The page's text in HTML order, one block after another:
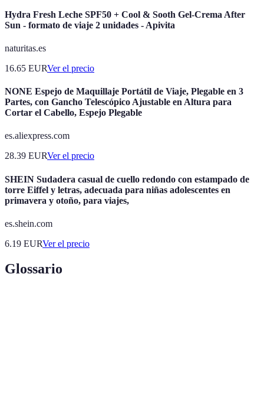
Hydra Fresh Leche SPF50 + Cool & Sooth Gel-Crema After
Sun - formato de viaje 2 unidades - Apivita
naturitas.es
16.65 EURVer el precio
NONE Espejo de Maquillaje Portátil de Viaje, Plegable en 3
Partes, con Gancho Telescópico Ajustable en Altura para
Cortar el Cabello, Espejo Plegable
es.aliexpress.com
28.39 EURVer el precio
SHEIN Sudadera casual de cuello redondo con estampado de
torre Eiffel y letras, adecuada para niñas adolescentes en
primavera y otoño, para viajes,
es.shein.com
6.19 EURVer el precio
Glossario